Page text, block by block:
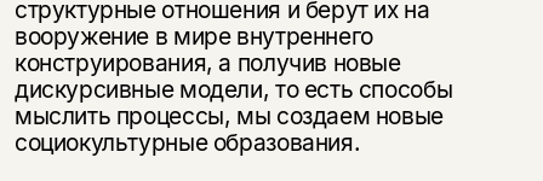
структурные отношения и берут их на
вооружение в мире внутреннего
конструирования, а получив новые
дискурсивные модели, то есть способы
мыслить процессы, мы создаем новые
социокультурные образования.